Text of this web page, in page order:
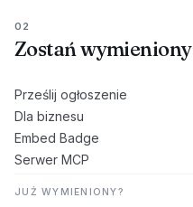
02
Zostań wymieniony
Prześlij ogłoszenie
Dla biznesu
Embed Badge
Serwer MCP
JUŻ WYMIENIONY?